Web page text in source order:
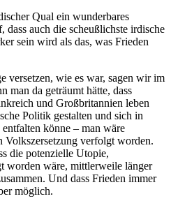
Qual ein wunderbares
dass auch die scheußlichste irdische
sein wird als das, was Frieden
versetzen, wie es war, sagen wir im
man da geträumt hätte, dass
und Großbritannien leben
Politik gestalten und sich in
könne – man wäre
Volkszersetzung verfolgt worden.
die potenzielle Utopie,
worden wäre, mittlerweile länger
Und dass Frieden immer
möglich.